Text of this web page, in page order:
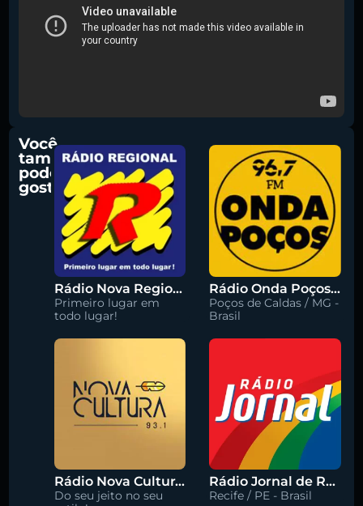
Você
também
pode
gostar
Rádio Nova Regional 91.5 FM
Primeiro lugar em
todo lugar!
Rádio Onda Poços 96.7 FM
Poços de Caldas / MG -
Brasil
Rádio Nova Cultura 93.1 FM
Do seu jeito no seu
Rádio Jornal de Recife 90.3 FM
Recife / PE - Brasil